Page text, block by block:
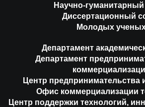
Научно-гуманитарный
Диссертационный
Молодых
Департамент
Департамент
Центр предпринимательства
Офис коммерциализации
Центр поддержки технологий,